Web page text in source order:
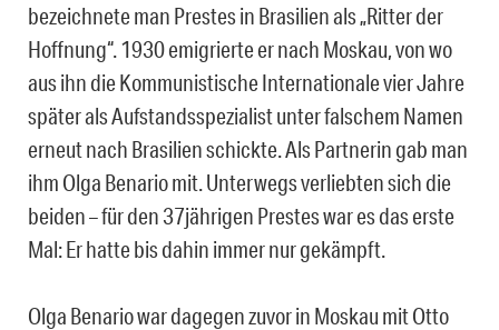
bezeichnete man Prestes in Brasilien als „Ritter der
Hoffnung“. 1930 emigrierte er nach Moskau, von wo
aus ihn die Kommunistische Internationale vier Jahre
später als Aufstandsspezialist unter falschem Namen
erneut nach Brasilien schickte. Als Partnerin gab man
ihm Olga Benario mit. Unterwegs verliebten sich die
beiden – für den 37jährigen Prestes war es das erste
Mal: Er hatte bis dahin immer nur gekämpft.
Olga Benario war dagegen zuvor in Moskau mit Otto